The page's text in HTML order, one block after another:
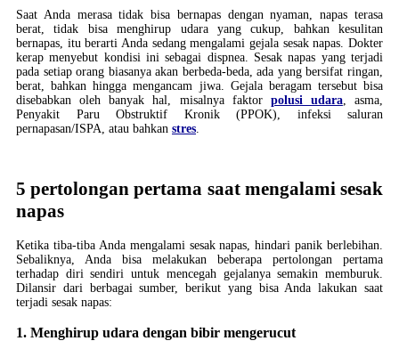
Saat Anda merasa tidak bisa bernapas dengan nyaman, napas terasa
berat, tidak bisa menghirup udara yang cukup, bahkan kesulitan
bernapas, itu berarti Anda sedang mengalami gejala sesak napas. Dokter
kerap menyebut kondisi ini sebagai dispnea. Sesak napas yang terjadi
pada setiap orang biasanya akan berbeda-beda, ada yang bersifat ringan,
berat, bahkan hingga mengancam jiwa. Gejala beragam tersebut bisa
disebabkan oleh banyak hal, misalnya faktor polusi udara, asma,
Penyakit Paru Obstruktif Kronik (PPOK), infeksi saluran
pernapasan/ISPA, atau bahkan stres
5 pertolongan pertama saat mengalami sesak
napas
Ketika tiba-tiba Anda mengalami sesak napas, hindari panik berlebihan.
Sebaliknya, Anda bisa melakukan beberapa pertolongan pertama
terhadap diri sendiri untuk mencegah gejalanya semakin memburuk.
Dilansir dari berbagai sumber, berikut yang bisa Anda lakukan saat
terjadi sesak napas:
1. Menghirup udara dengan bibir mengerucut